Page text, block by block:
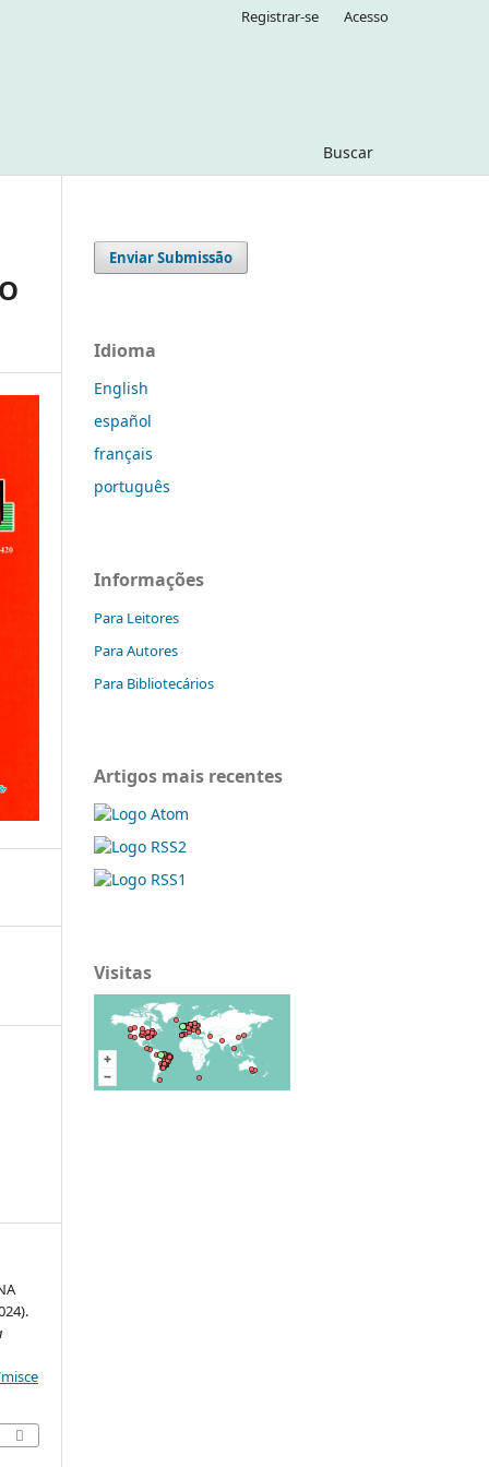
Buscar
Registrar-se Acesso
Enviar Submissão
Idioma
English
español
français
português
Informações
Para Leitores
Para Autores
Para Bibliotecários
Artigos mais recentes
Visitas